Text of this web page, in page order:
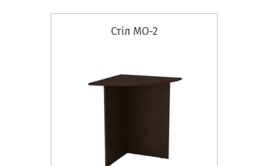
Стіл МО-2